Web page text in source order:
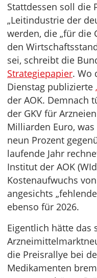
Stattdessen soll die
„Leitindustrie der
werden, die „für die
den
sei, schreibt die
Strategiepapier. Wo
Dienstag publizierte
der AOK. Demnach
der GKV für
Milliarden Euro,
neun Prozent
laufende Jahr
Institut der AOK
Kostenaufwuchs
angesichts
ebenso für 2026.
Eigentlich hätte das
die Preisrallye bei
Medikamenten